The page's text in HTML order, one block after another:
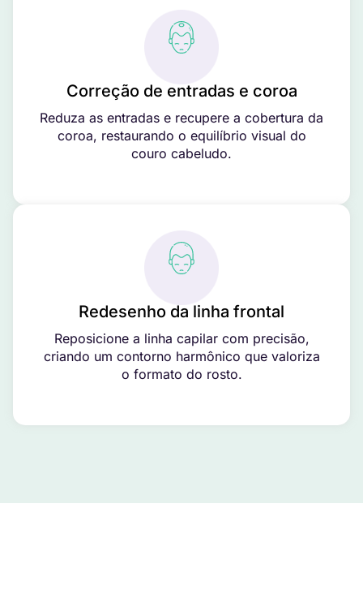
Correção de entradas e coroa
Reduza as entradas e recupere a cobertura da
coroa, restaurando o equilíbrio visual do
couro cabeludo.
Redesenho da linha frontal
Reposicione a linha capilar com precisão,
criando um contorno harmônico que valoriza
o formato do rosto.